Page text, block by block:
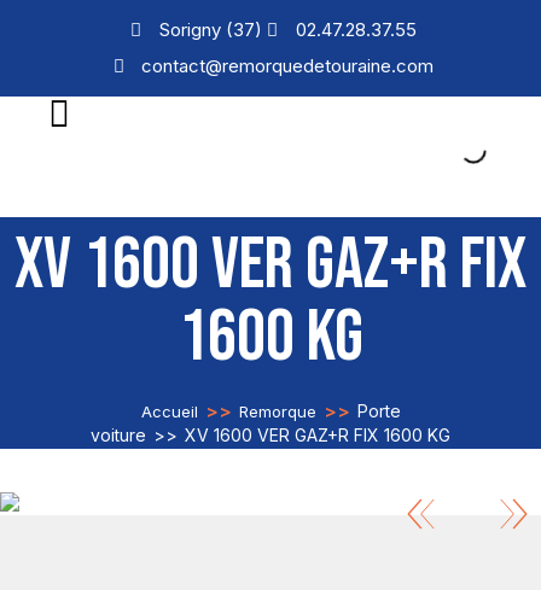
Sorigny (37)
02.47.28.37.55
contact@remorquedetouraine.com
XV 1600 VER GAZ+R FIX
1600 KG
Accueil >> Remorque >> Porte
voiture >> XV 1600 VER GAZ+R FIX 1600 KG